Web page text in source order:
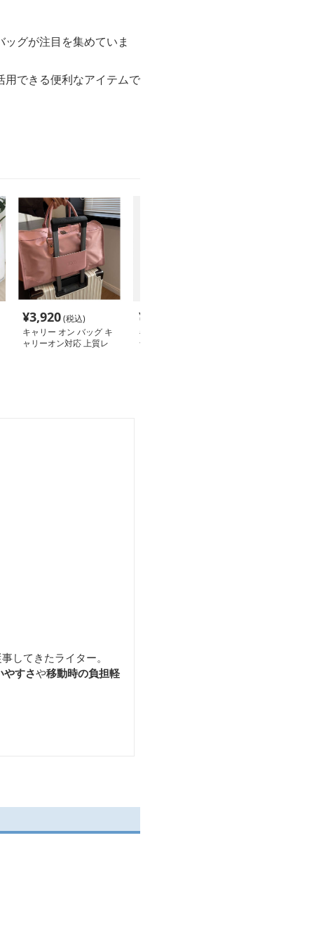
グが注目を集めていま
できる便利なアイテムで
¥3,920(税込)
キャリー オン バッグ キ
ャリーオン対応 上質レ
¥
キャリー オン バッグ ト
ラベル キャリーオン ト
してきたライター。
やすさや移動時の負担軽